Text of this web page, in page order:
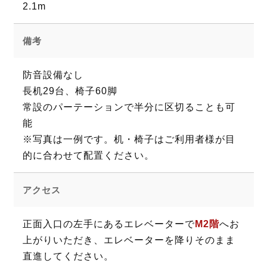
2.1m
備考
防音設備なし
長机29台、椅子60脚
常設のパーテーションで半分に区切ることも可
能
※写真は一例です。机・椅子はご利用者様が目
的に合わせて配置ください。
アクセス
正面入口の左手にあるエレベーターでM2階へお
上がりいただき、エレベーターを降りそのまま
直進してください。